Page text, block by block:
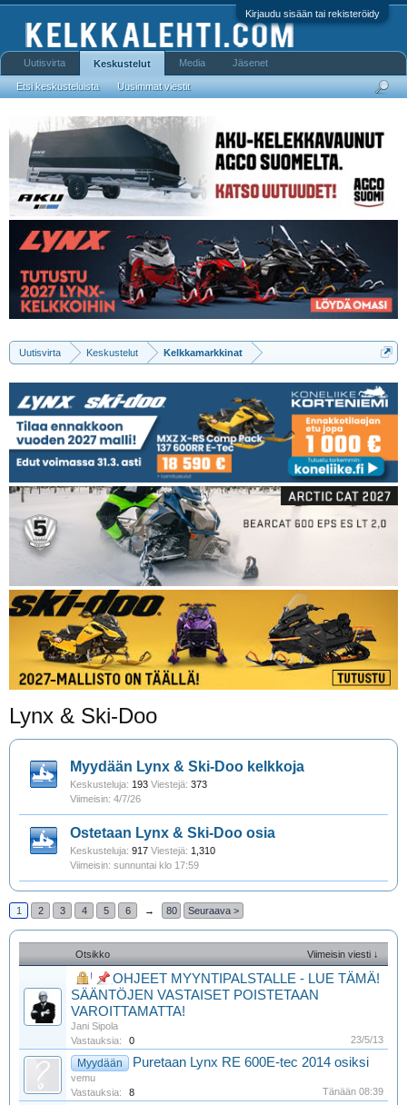
Kirjaudu sisään tai rekisteröidy
Uutisvirta Keskustelut Kelkkamarkkinat
Lynx & Ski-Doo
Myydään Lynx & Ski-Doo kelkkoja
Keskusteluja: 193 Viestejä: 373
4/7/26
Ostetaan Lynx & Ski-Doo osia
Keskusteluja: 917 Viestejä: 1,310
sunnuntai klo 17:59
1 2 3 4 5 6 → 80 Seuraava >
Otsikko Viimeisin viesti ↓
OHJEET MYYNTIPALSTALLE - LUE TÄMÄ!
SÄÄNTÖJEN VASTAISET POISTETAAN
VAROITTAMATTA!
Jani Sipola
Vastauksia:
0 23/5/13
Myydään Puretaan Lynx RE 600E-tec 2014 osiksi
vemu
Vastauksia:
8 Tänään 08:39
Uutisvirta Keskustelut
Etsi keskusteluista Uusimmat viestit
Media Jäsenet